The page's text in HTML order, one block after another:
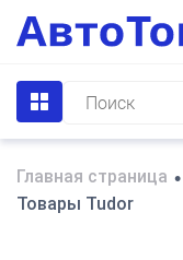
Главная страница •
Товары Tudor